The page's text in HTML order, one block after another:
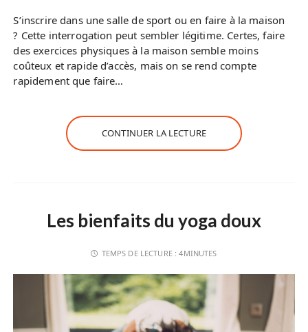
S’inscrire dans une salle de sport ou en faire à la maison
? Cette interrogation peut sembler légitime. Certes, faire
des exercices physiques à la maison semble moins
coûteux et rapide d’accès, mais on se rend compte
rapidement que faire…
CONTINUER LA LECTURE
Les bienfaits du yoga doux
TEMPS DE LECTURE :4MINUTES